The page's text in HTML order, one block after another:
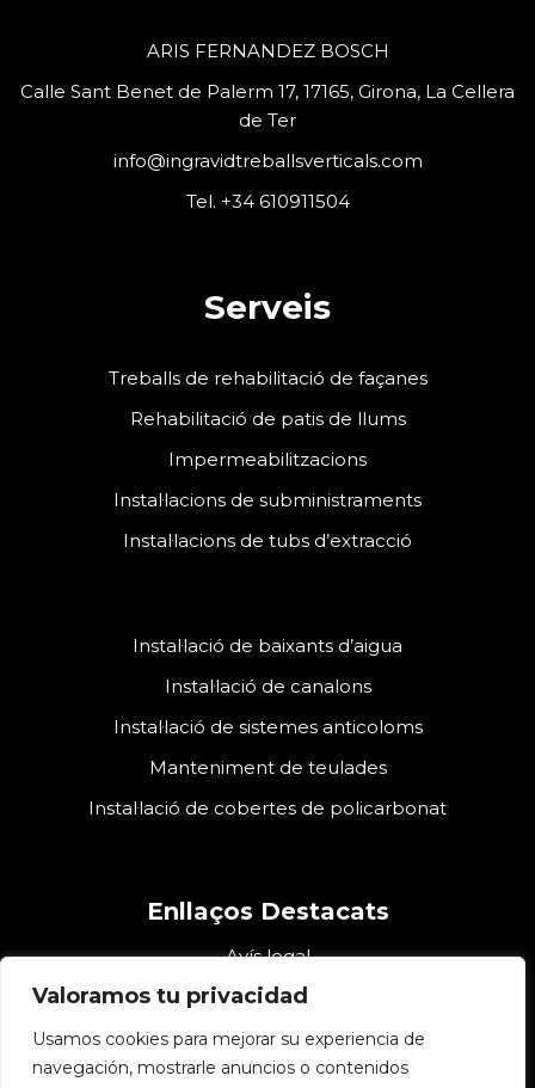
Valoramos tu privacidad
Usamos cookies para mejorar su experiencia de
navegación, mostrarle anuncios o contenidos
ARIS FERNANDEZ BOSCH
Calle Sant Benet de Palerm 17, 17165, Girona, La Cellera
de Ter
info@ingravidtreballsverticals.com
Tel. +34 610911504
Serveis
Treballs de rehabilitació de façanes
Rehabilitació de patis de llums
Impermeabilitzacions
Instal·lacions de subministraments
Instal·lacions de tubs d’extracció
Instal·lació de baixants d’aigua
Instal·lació de canalons
Instal·lació de sistemes anticoloms
Manteniment de teulades
Instal·lació de cobertes de policarbonat
Enllaços Destacats
Avís legal
Declaració d’accessibilitat
Política de privacitat
Política de Cookies